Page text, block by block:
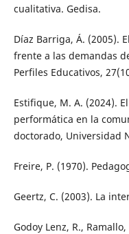
cualitativa. Gedisa.
Díaz Barriga, Á. (2005).
frente a las demandas
Perfiles Educativos,
Estifique, M. A. (2024).
performática en la
doctorado, Universidad
Freire, P. (1970).
Geertz, C. (2003). La
Godoy Lenz, R.,